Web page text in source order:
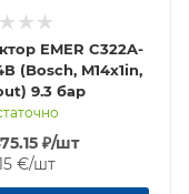
EMER C322A-
(Bosch, M14x1in,
9.3 бар
₽/шт
€/шт